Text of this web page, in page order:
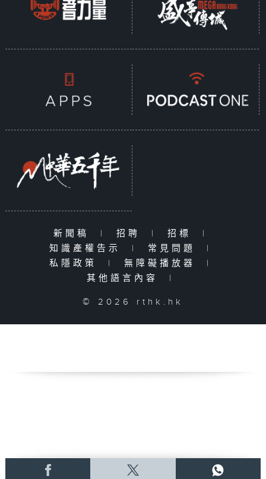
新聞稿 | 招聘 | 招標
|
知識產權告示
| 常見問題
|
私隱政策
| 無障礙播放器
|
其他語言內容
|
© 2026 rthk.hk